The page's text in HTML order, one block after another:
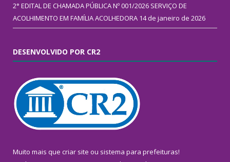
2° EDITAL DE CHAMADA PÚBLICA Nº 001/2026 SERVIÇO DE
ACOLHIMENTO EM FAMÍLIA ACOLHEDORA 14 de janeiro de 2026
DESENVOLVIDO POR CR2
Muito mais que criar site ou sistema para prefeituras!